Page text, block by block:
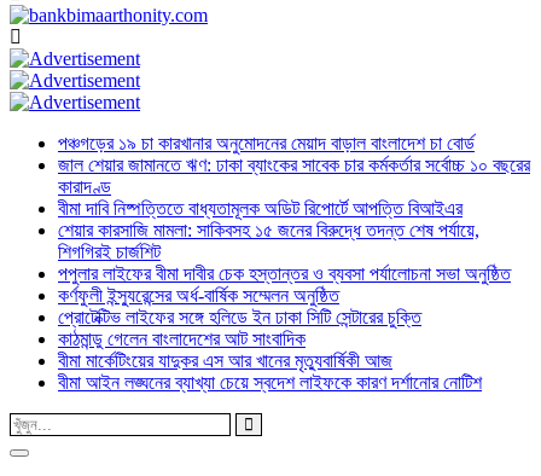
পঞ্চগড়ের ১৯ চা কারখানার অনুমোদনের মেয়াদ বাড়াল বাংলাদেশ চা বোর্ড
জাল শেয়ার জামানতে ঋণ: ঢাকা ব্যাংকের সাবেক চার কর্মকর্তার সর্বোচ্চ ১০ বছরের
কারাদণ্ড
বীমা দাবি নিষ্পত্তিতে বাধ্যতামূলক অডিট রিপোর্টে আপত্তি বিআইএর
শেয়ার কারসাজি মামলা: সাকিবসহ ১৫ জনের বিরুদ্ধে তদন্ত শেষ পর্যায়ে,
শিগগিরই চার্জশিট
পপুলার লাইফের বীমা দাবীর চেক হস্তান্তর ও ব্যবসা পর্যালোচনা সভা অনুষ্ঠিত
কর্ণফুলী ইন্স্যুরেন্সের অর্ধ-বার্ষিক সম্মেলন অনুষ্ঠিত
প্রোটেক্টিভ লাইফের সঙ্গে হলিডে ইন ঢাকা সিটি সেন্টারের চুক্তি
কাঠমান্ডু গেলেন বাংলাদেশের আট সাংবাদিক
বীমা মার্কেটিংয়ের যাদুকর এস আর খানের মৃত্যুবার্ষিকী আজ
বীমা আইন লঙ্ঘনের ব্যাখ্যা চেয়ে স্বদেশ লাইফকে কারণ দর্শানোর নোটিশ